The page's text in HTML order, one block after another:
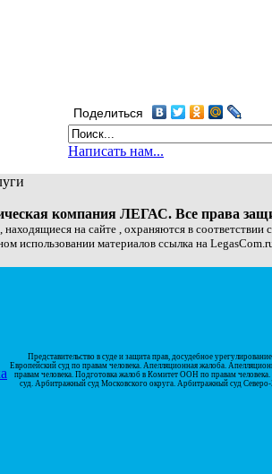
Поделиться
Написать нам...
компания ЛЕГАС. Все права
на сайте , охраняются в соответствии
использовании материалов ссылка на
Представительство в суде и защита прав, досудебное
Европейский суд по правам человека. Апелляционная жалоба.
правам человека. Подготовка жалоб в Комитет ООН по правам
суд. Арбитражный суд Московского округа. Арбитражный суд